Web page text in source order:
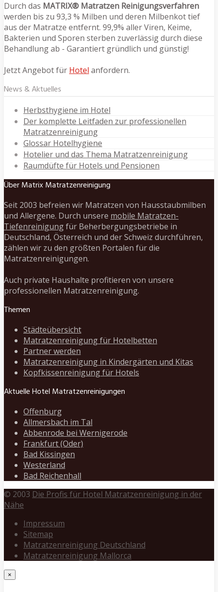
Durch das MATRIX® Matratzen Reinigungsverfahren
werden bis zu 93,3 % Milben und deren Milbenkot tief
aus der Matratze entfernt. 99,9% aller Viren, Keime,
Bakterien und Sporen sterben zuverlässig durch diese
Behandlung ab - Garantiert gründlich und günstig!
Jetzt Angebot für Hotel anfordern.
News & Aktuelles
Herbsthygiene im Hotel
Der komplette Leitfaden zur professionellen
Matratzenreinigung
Glossar Hotelhygiene
Hotelier und das Thema Matratzenreinigung
Raumdüfte für Hotels und Pensionen
Über Matrix Matratzenreinigung
Seit 2003 befreien wir Matratzen von Hausstaubmilben
und Allergene. Durch unsere mobile Matratzen-
Tiefenreinigungfür Beherbergungsbetriebe in
Deutschland, Österreich und der Schweiz durchführen,
zählen wir zu den größten Portalen für die
Matratzenreinigungen.
Auch private Haushalte profitieren von unsere
professionellen Matratzenreinigung.
Themen
Städteübersicht
Matratzenreinigung für Hotelbetten
Partner werden
Matratzenreinigung in Kindergärten und Kitas
Kopfkissenreinigung für Hotels
Aktuelle Hotel Matratzenreinigungen
Offenburg
Allmersbach im Tal
Abbenrode bei Wernigerode
Frankfurt (Oder)
Bad Kissingen
Westerland
Bad Reichenhall
© 2003 Die Profis für Hotel Matratzenreinigung in der
Nähe
Impressum
Sitemap
Matratzenreinigung Deutschland
Matratzenreinigung Mallorca
×